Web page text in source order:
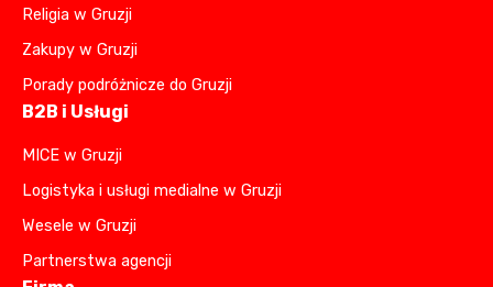
Religia w Gruzji
Zakupy w Gruzji
Porady podróżnicze do Gruzji
B2B i Usługi
MICE w Gruzji
Logistyka i usługi medialne w Gruzji
Wesele w Gruzji
Partnerstwa agencji